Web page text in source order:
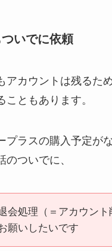
いでに依頼
アカウントは残るた
こともあります。
プラスの購入予定が
のついでに、
会処理（＝アカウント
願いしたいです